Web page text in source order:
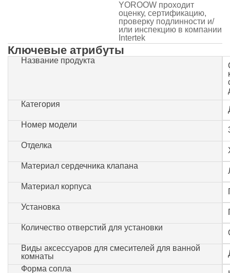
YOROOW проходит
оценку, сертификацию,
проверку подлинности и/
или инспекцию в компании
Intertek
Ключевые атрибуты
Название продукта
Категория
Номер модели
Отделка
Материал сердечника клапана
Материал корпуса
Установка
Количество отверстий для установки
Виды аксессуаров для смесителей для ванной
комнаты
Форма сопла